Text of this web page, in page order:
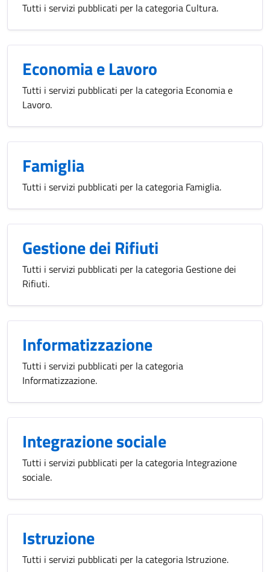
Tutti i servizi pubblicati per la categoria Cultura.
Economia e Lavoro
Tutti i servizi pubblicati per la categoria Economia e
Lavoro.
Famiglia
Tutti i servizi pubblicati per la categoria Famiglia.
Gestione dei Rifiuti
Tutti i servizi pubblicati per la categoria Gestione dei
Rifiuti.
Informatizzazione
Tutti i servizi pubblicati per la categoria
Informatizzazione.
Integrazione sociale
Tutti i servizi pubblicati per la categoria Integrazione
sociale.
Istruzione
Tutti i servizi pubblicati per la categoria Istruzione.